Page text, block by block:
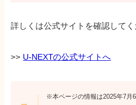
詳しくは公式サイトを確認してく
>> U-NEXTの公式サイトへ
※本ページの情報は2025年7月6